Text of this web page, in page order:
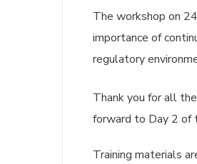
The workshop on
importance of
regulatory
Thank you for all
forward to Day 2 of
Training materials